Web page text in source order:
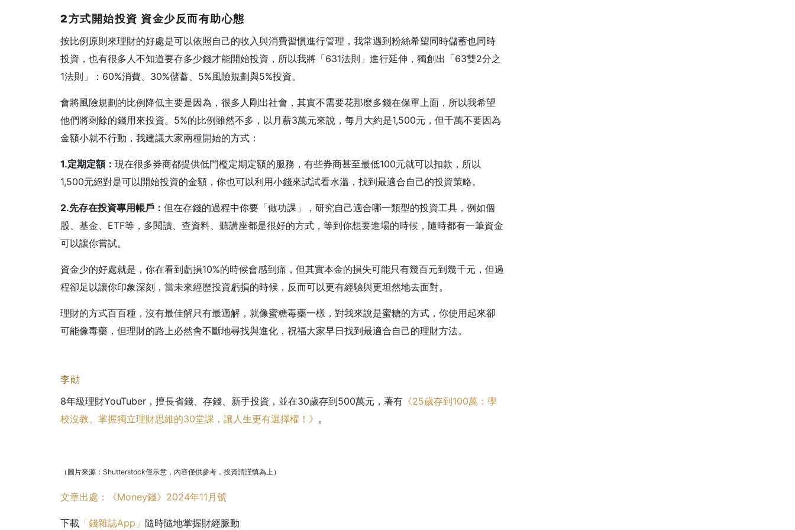
2方式開始投資 資金少反而有助心態
按比例原則來理財的好處是可以依照自己的收入與消費習慣進行管理，我常遇到粉絲希望同時儲蓄也同時
投資，也有很多人不知道要存多少錢才能開始投資，所以我將「631法則」進行延伸，獨創出「63雙2分之
1法則」：60%消費、30%儲蓄、5%風險規劃與5%投資。
會將風險規劃的比例降低主要是因為，很多人剛出社會，其實不需要花那麼多錢在保單上面，所以我希望
他們將剩餘的錢用來投資。5%的比例雖然不多，以月薪3萬元來說，每月大約是1,500元，但千萬不要因為
金額小就不行動，我建議大家兩種開始的方式：
1.定期定額： 現在很多券商都提供低門檻定期定額的服務，有些券商甚至最低100元就可以扣款，所以
1,500元絕對是可以開始投資的金額，你也可以利用小錢來試試看水溫，找到最適合自己的投資策略。
2.先存在投資專用帳戶： 但在存錢的過程中你要「做功課」，研究自己適合哪一類型的投資工具，例如個
股、基金、ETF等，多閱讀、查資料、聽講座都是很好的方式，等到你想要進場的時候，隨時都有一筆資金
可以讓你嘗試。
資金少的好處就是，你在看到虧損10%的時候會感到痛，但其實本金的損失可能只有幾百元到幾千元，但過
程卻足以讓你印象深刻，當未來經歷投資虧損的時候，反而可以更有經驗與更坦然地去面對。
理財的方式百百種，沒有最佳解只有最適解，就像蜜糖毒藥一樣，對我來說是蜜糖的方式，你使用起來卻
可能像毒藥，但理財的路上必然會不斷地尋找與進化，祝福大家早日找到最適合自己的理財方法。
李勛
8年級理財YouTuber，擅長省錢、存錢、新手投資，並在30歲存到500萬元，著有 《25歲存到100萬：學
校沒教、掌握獨立理財思維的30堂課，讓人生更有選擇權！》 。
（圖片來源：Shutterstock僅示意，內容僅供參考，投資請謹慎為上）
文章出處：《Money錢》2024年11月號
下載 「錢雜誌App」 隨時隨地掌握財經脈動